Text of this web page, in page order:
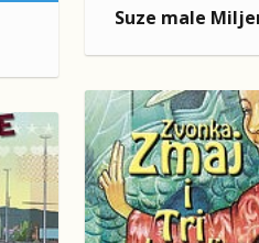
Suze male